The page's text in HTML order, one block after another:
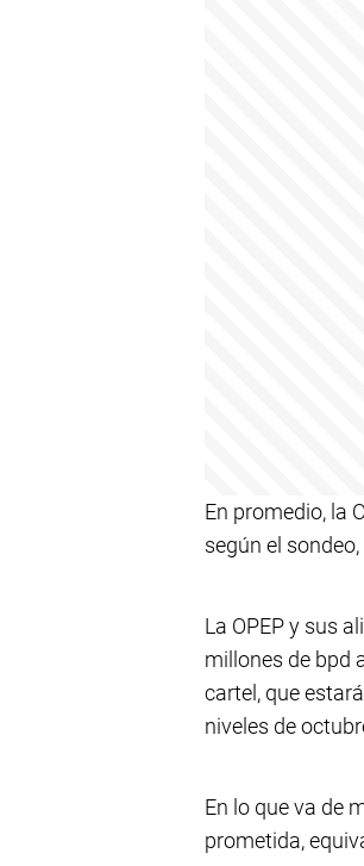
En promedio, la
según el
La OPEP y sus
millones de bpd
cartel, que
niveles de
En lo que va de
prometida,